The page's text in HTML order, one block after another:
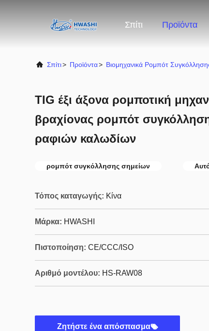
Σπίτι Προϊόντα
Σπίτι> Προϊόντα> Βιομηχανικά Ρομπότ
TIG έξι άξονα ρομποτική
βραχίονας ρομπότ
ραφιών καλωδίων
ρομπότ συγκόλλησης σημείων
Τόπος καταγωγής: Κίνα
Μάρκα: HWASHI
Πιστοποίηση: CE/CCC/ISO
Αριθμό μοντέλου: HS-RAW08
Ζητήστε ένα απόσπασμα